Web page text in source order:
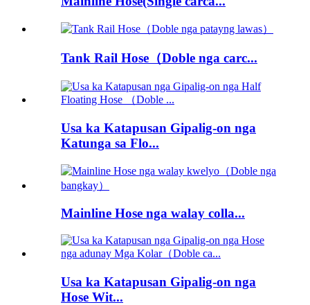
Tank Rail Hose（Doble nga carc...
Usa ka Katapusan Gipalig-on nga
Katunga sa Flo...
Mainline Hose nga walay colla...
Usa ka Katapusan Gipalig-on nga
Hose Wit...